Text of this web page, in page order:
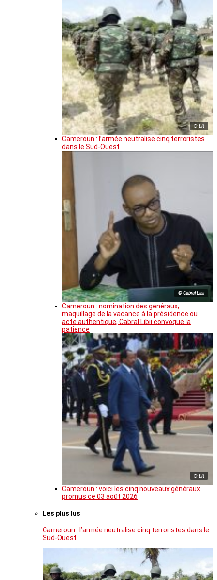
© DR
Cameroun : l’armée neutralise cinq terroristes
dans le Sud-Ouest
© Cabral Libii
Cameroun : nomination des généraux,
maquillage de la vacance à la présidence ou
acte authentique, Cabral Libii convoque la
patience
© DR
Cameroun : voici les cinq nouveaux généraux
promus ce 03 août 2026
Les plus lus
Cameroun : l’armée neutralise cinq terroristes dans le
Sud-Ouest